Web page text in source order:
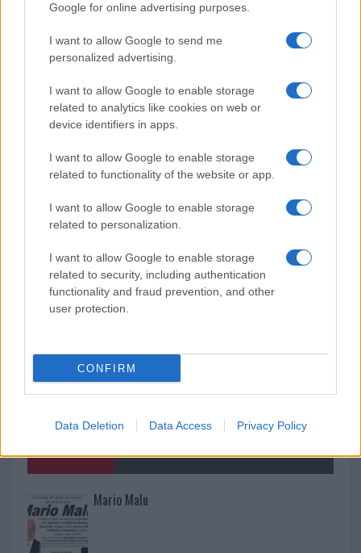
Google for online advertising purposes.
I want to allow Google to send me
personalized advertising.
I want to allow Google to enable storage
related to analytics like cookies on web or
device identifiers in apps.
I want to allow Google to enable storage
related to functionality of the website or app.
I want to allow Google to enable storage
related to personalization.
I want to allow Google to enable storage
related to security, including authentication
functionality and fraud prevention, and other
user protection.
CONFIRM
Data Deletion Data Access Privacy Policy
Pausa caffè impeccabile: come scegliere la
soluzione ideale per la casa e l’ufficio
Monte Pino, la fine di un lungo dolore: storia e
rinascita della strada che segnò la Gallura
Raid nelle campagne di Berchidda, rischio per
la rete elettrica
Monte Pino, via i cancelli del cantiere: la Gallura
Mario Malu